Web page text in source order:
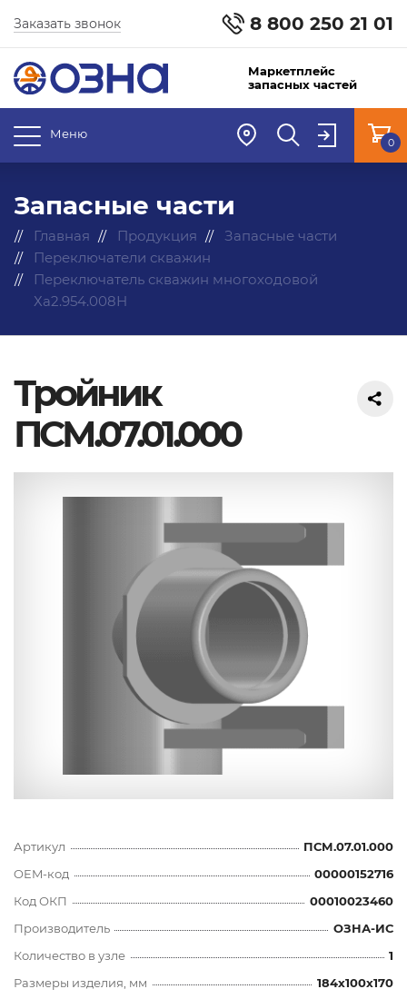
8 800 250 21 01
Заказать звонок
Маркетплейс
запасных частей
Меню
0
Запасные части
Главная Продукция
Запасные части
Переключатели скважин
Переключатель скважин многоходовой
Ха2.954.008Н
Тройник
ПСМ.07.01.000
Артикул
ПСМ.07.01.000
OEM-код
00000152716
Код ОКП
00010023460
Производитель
ОЗНА-ИС
Количество в узле
1
Размеры изделия, мм
184x100x170